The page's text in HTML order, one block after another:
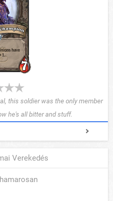
this soldier was the only member
he's all bitter and stuff.
Verekedés